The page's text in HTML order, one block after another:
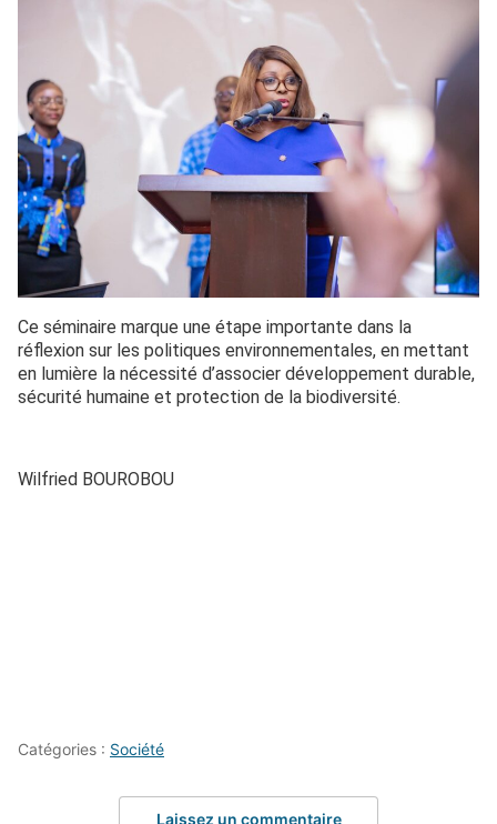
Ce séminaire marque une étape importante dans la
réflexion sur les politiques environnementales, en mettant
en lumière la nécessité d’associer développement durable,
sécurité humaine et protection de la biodiversité.
Wilfried BOUROBOU
Catégories : Société
Laissez un commentaire